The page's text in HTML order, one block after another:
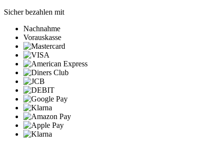
Sicher bezahlen mit
Nachnahme
Vorauskasse